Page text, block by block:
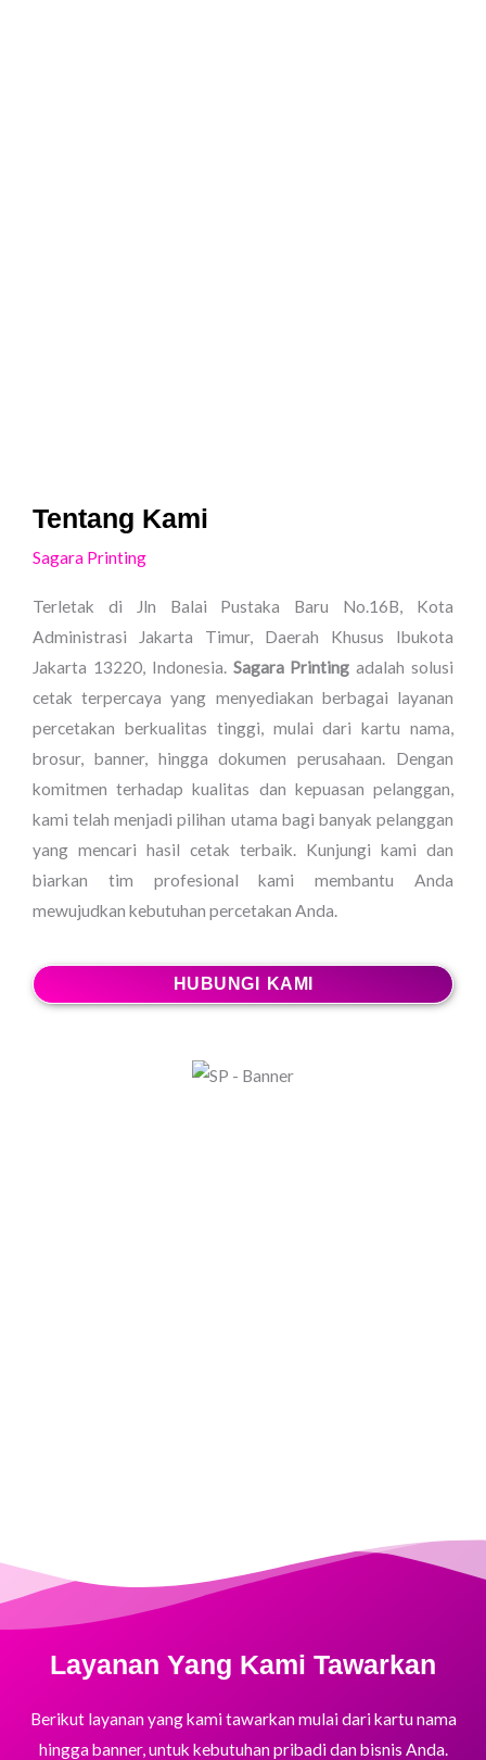
Tentang Kami
Sagara Printing
Terletak di Jln Balai Pustaka Baru No.16B, Kota
Administrasi Jakarta Timur, Daerah Khusus Ibukota
Jakarta 13220, Indonesia. Sagara Printing adalah solusi
cetak terpercaya yang menyediakan berbagai layanan
percetakan berkualitas tinggi, mulai dari kartu nama,
brosur, banner, hingga dokumen perusahaan. Dengan
komitmen terhadap kualitas dan kepuasan pelanggan,
kami telah menjadi pilihan utama bagi banyak pelanggan
yang mencari hasil cetak terbaik. Kunjungi kami dan
biarkan tim profesional kami membantu Anda
mewujudkan kebutuhan percetakan Anda.
HUBUNGI KAMI
Layanan Yang Kami Tawarkan
Berikut layanan yang kami tawarkan mulai dari kartu nama
hingga banner, untuk kebutuhan pribadi dan bisnis Anda.